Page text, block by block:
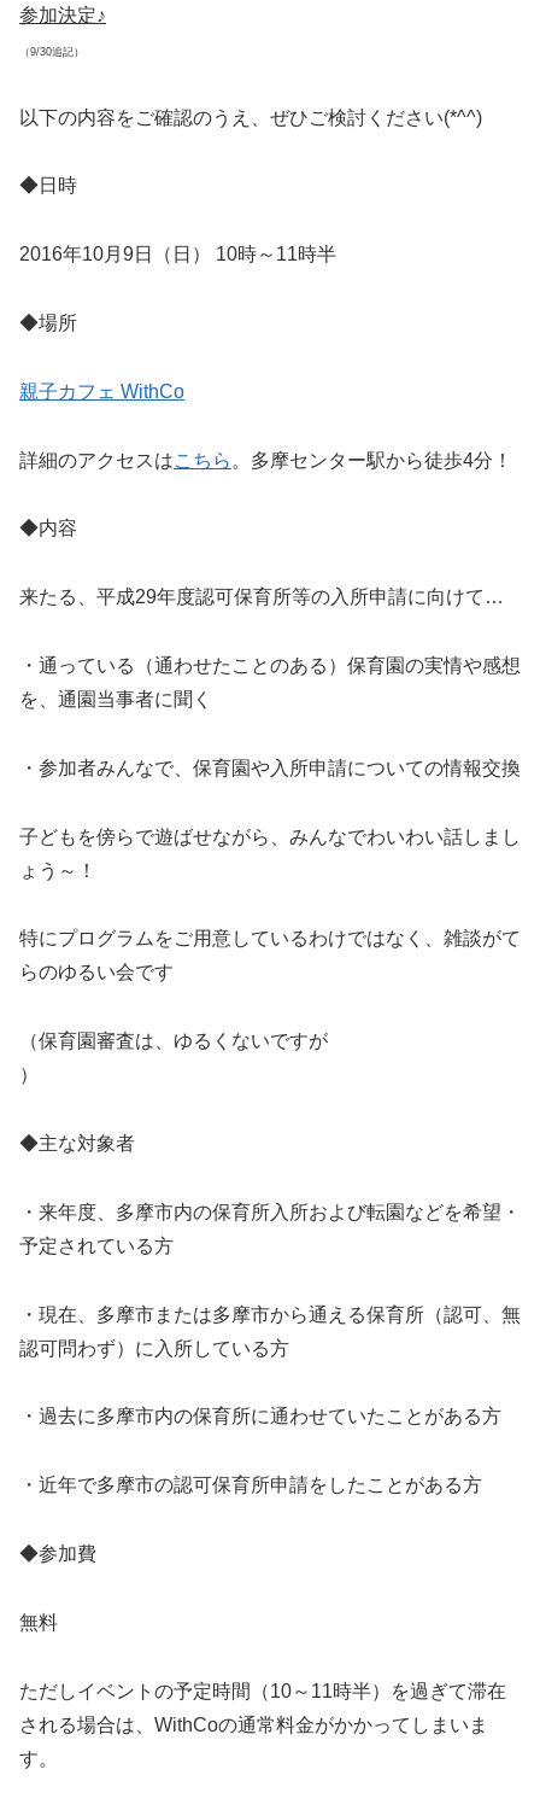
参加決定♪
（9/30追記）
以下の内容をご確認のうえ、ぜひご検討ください(*^^)
◆日時
2016年10月9日（日） 10時～11時半
◆場所
親子カフェ WithCo
詳細のアクセスはこちら 。多摩センター駅から徒歩4分！
◆内容
来たる、平成29年度認可保育所等の入所申請に向けて…
・通っている（通わせたことのある）保育園の実情や感想
を、通園当事者に聞く
・参加者みんなで、保育園や入所申請についての情報交換
子どもを傍らで遊ばせながら、みんなでわいわい話しまし
ょう～！
特にプログラムをご用意しているわけではなく、雑談がて
らのゆるい会です
（保育園審査は、ゆるくないですが
）
◆主な対象者
・来年度、多摩市内の保育所入所および転園などを希望・
予定されている方
・現在、多摩市または多摩市から通える保育所（認可、無
認可問わず）に入所している方
・過去に多摩市内の保育所に通わせていたことがある方
・近年で多摩市の認可保育所申請をしたことがある方
◆参加費
無料
ただしイベントの予定時間（10～11時半）を過ぎて滞在
される場合は、WithCoの通常料金がかかってしまいま
す。